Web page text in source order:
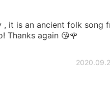
, it is an ancient folk song
Thanks again 😘🌹